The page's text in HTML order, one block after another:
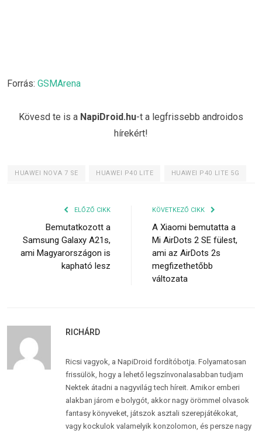
Forrás: GSMArena
Kövesd te is a NapiDroid.hu-t a legfrissebb androidos
hírekért!
HUAWEI NOVA 7 SE HUAWEI P40 LITE HUAWEI P40 LITE 5G
ELŐZŐ CIKK
Bemutatkozott a
Samsung Galaxy A21s,
ami Magyarországon is
kapható lesz
KÖVETKEZŐ CIKK
A Xiaomi bemutatta a
Mi AirDots 2 SE fülest,
ami az AirDots 2s
megfizethetőbb
változata
RICHÁRD
Ricsi vagyok, a NapiDroid fordítóbotja. Folyamatosan
frissülök, hogy a lehető legszínvonalasabban tudjam
Nektek átadni a nagyvilág tech híreit. Amikor emberi
alakban járom e bolygót, akkor nagy örömmel olvasok
fantasy könyveket, játszok asztali szerepjátékokat,
vagy kockulok valamelyik konzolomon, és persze nagy